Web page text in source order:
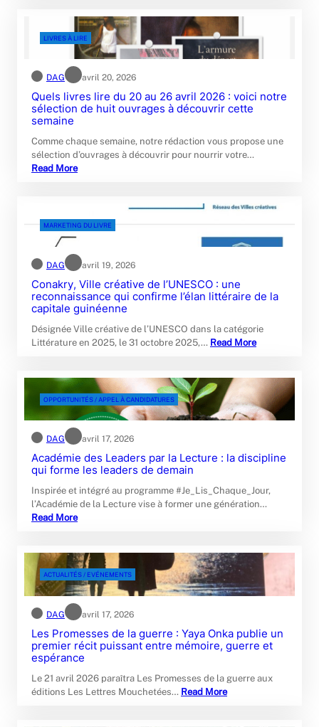
LIVRES À LIRE
DAG avril 20, 2026
Quels livres lire du 20 au 26 avril 2026 : voici notre
sélection de huit ouvrages à découvrir cette
semaine
Comme chaque semaine, notre rédaction vous propose une
sélection d’ouvrages à découvrir pour nourrir votre…
Read More
MARKETING DU LIVRE
DAG avril 19, 2026
Conakry, Ville créative de l’UNESCO : une
reconnaissance qui confirme l’élan littéraire de la
capitale guinéenne
Désignée Ville créative de l’UNESCO dans la catégorie
Littérature en 2025, le 31 octobre 2025,… Read More
OPPORTUNITÉS / APPEL À CANDIDATURES
DAG avril 17, 2026
Académie des Leaders par la Lecture : la discipline
qui forme les leaders de demain
Inspirée et intégré au programme #Je_Lis_Chaque_Jour,
l’Académie de la Lecture vise à former une génération…
Read More
ACTUALITÉS / EVÉNEMENTS
DAG avril 17, 2026
Les Promesses de la guerre : Yaya Onka publie un
premier récit puissant entre mémoire, guerre et
espérance
Le 21 avril 2026 paraîtra Les Promesses de la guerre aux
éditions Les Lettres Mouchetées… Read More